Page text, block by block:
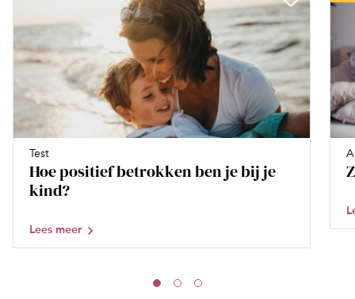
Test
Hoe positief betrokken ben je bij je
kind?
Lees meer